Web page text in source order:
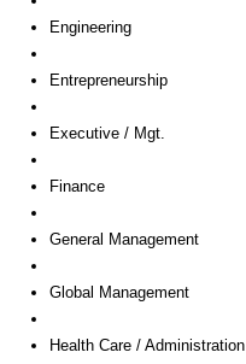
Engineering
Entrepreneurship
Executive / Mgt.
Finance
General Management
Global Management
Health Care / Administration